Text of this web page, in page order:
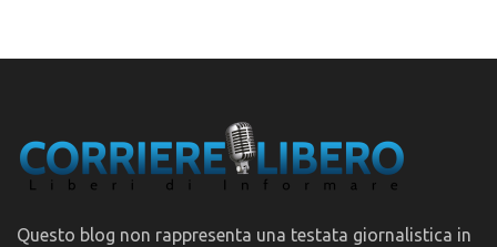
Questo blog non rappresenta una testata giornalistica in